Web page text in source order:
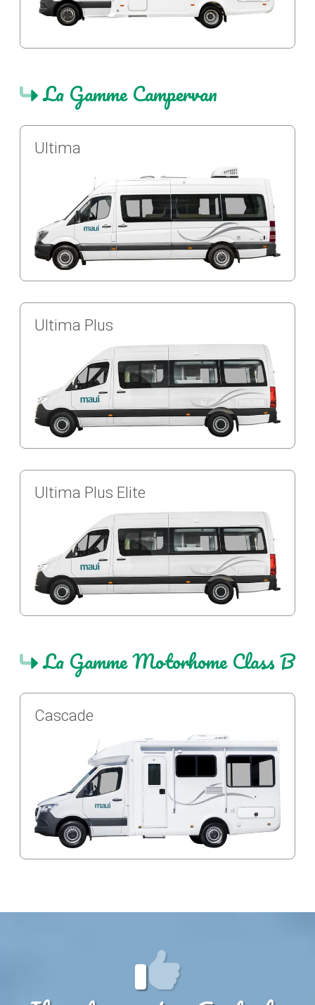
La Gamme Campervan
Ultima
Ultima Plus
Ultima Plus Elite
La Gamme Motorhome Class B
Cascade